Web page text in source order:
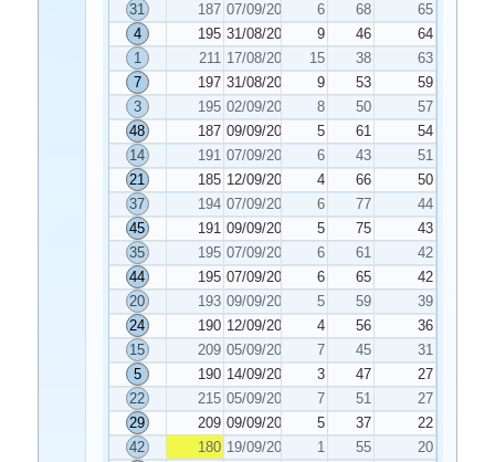
31
187 07/09/2020 6 68
65
4
195 31/08/2020 9 46
64
1
211 17/08/2020 15 38
63
7
197 31/08/2020 9 53
59
3
195 02/09/2020 8 50
57
48
187 09/09/2020 5 61
54
14
191 07/09/2020 6 43
51
21
185 12/09/2020 4 66
50
37
194 07/09/2020 6 77
44
45
191 09/09/2020 5 75
43
35
195 07/09/2020 6 61
42
44
195 07/09/2020 6 65
42
20
193 09/09/2020 5 59
39
24
190 12/09/2020 4 56
36
15
209 05/09/2020 7 45
31
5
190 14/09/2020 3 47
27
22
215 05/09/2020 7 51
27
29
209 09/09/2020 5 37
22
42
180 19/09/2020 1 55
20